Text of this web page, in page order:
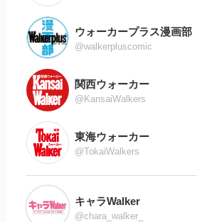
ウォーカープラス漫画部
@walkerpluscomic
関西ウォーカー
@KansaiWalkers
東海ウォーカー
@TokaiWalkers
キャラWalker
@chara_walker_